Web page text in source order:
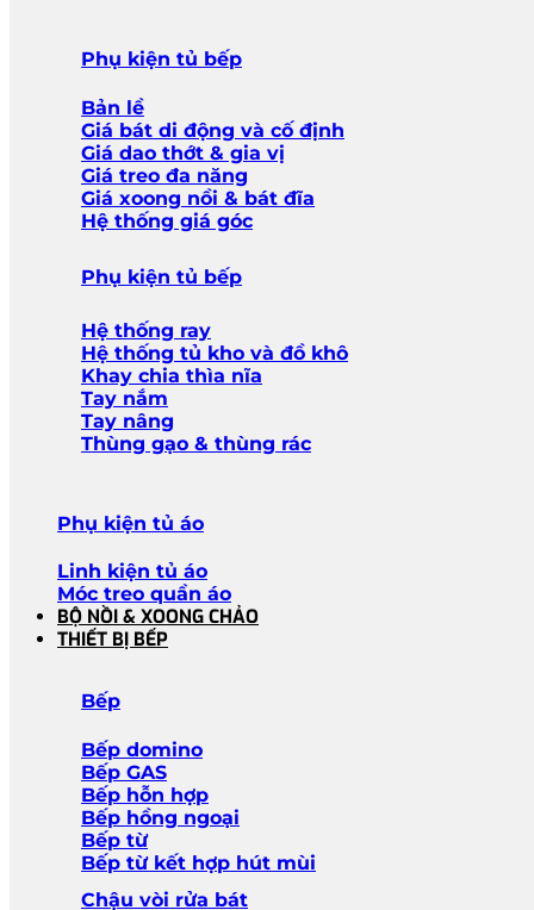
Phụ kiện tủ bếp
Bản lề
Giá bát di động và cố định
Giá dao thớt & gia vị
Giá treo đa năng
Giá xoong nồi & bát đĩa
Hệ thống giá góc
Phụ kiện tủ bếp
Hệ thống ray
Hệ thống tủ kho và đồ khô
Khay chia thìa nĩa
Tay nắm
Tay nâng
Thùng gạo & thùng rác
Phụ kiện tủ áo
Linh kiện tủ áo
Móc treo quần áo
BỘ NỒI & XOONG CHẢO
THIẾT BỊ BẾP
Bếp
Bếp domino
Bếp GAS
Bếp hỗn hợp
Bếp hồng ngoại
Bếp từ
Bếp từ kết hợp hút mùi
Chậu vòi rửa bát